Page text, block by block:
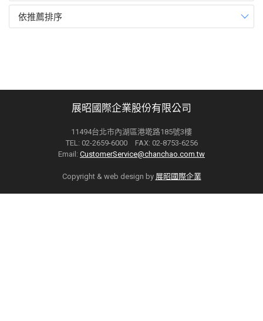
依推薦排序
展昭國際企業股份有限公司
11494台北市內湖區港墘路185號3樓
TEL: 02-2659-6000 FAX: 02-8753-6256
Email: CustomerService@chanchao.com.tw
Copyright & web design by 展昭國際企業